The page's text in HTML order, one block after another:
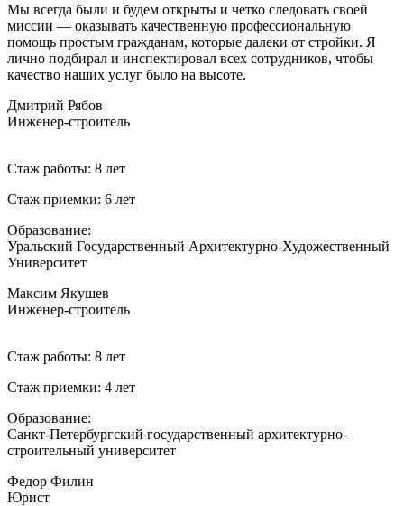
Мы всегда были и будем открыты и четко следовать своей
миссии — оказывать качественную профессиональную
помощь простым гражданам, которые далеки от стройки. Я
лично подбирал и инспектировал всех сотрудников, чтобы
качество наших услуг было на высоте.
Дмитрий Рябов
Инженер-строитель
Стаж работы: 8 лет
Стаж приемки: 6 лет
Образование:
Уральский Государственный Архитектурно-Художественный
Университет
Максим Якушев
Инженер-строитель
Стаж работы: 8 лет
Стаж приемки: 4 лет
Образование:
Санкт-Петербургский государственный архитектурно-
строительный университет
Федор Филин
Юрист